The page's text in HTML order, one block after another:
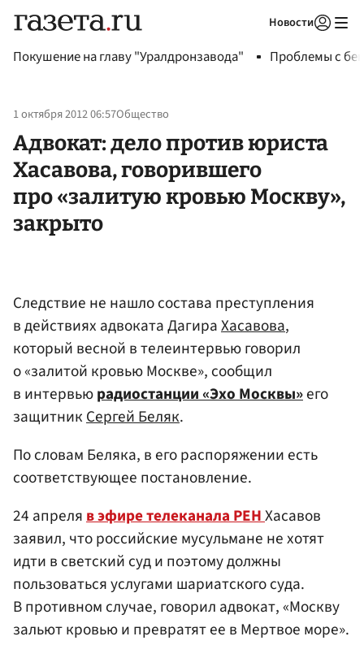
Новости
Покушение на главу "Уралдронзавода" Проблемы с
1 октября 2012 06:57Общество
Адвокат: дело против юриста
Хасавова, говорившего
про «залитую кровью Москву»,
закрыто
Следствие не нашло состава преступления
в действиях адвоката ДагираХасавова,
который весной в телеинтервью говорил
о «залитой кровью Москве», сообщил
в интервьюрадиостанции «Эхо Москвы»его
защитникСергей Беляк.
По словам Беляка, в его распоряжении есть
соответствующее постановление.
24 апреляв эфире телеканала РЕНХасавов
заявил, что российские мусульмане не хотят
идти в светский суд и поэтому должны
пользоваться услугами шариатского суда.
В противном случае, говорил адвокат, «Москву
зальют кровью и превратят ее в Мертвое море».